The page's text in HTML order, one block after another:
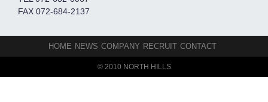
FAX 072-684-2137
HOME NEWS COMPANY RECRUIT CONTACT
© 2010 NORTH HILLS